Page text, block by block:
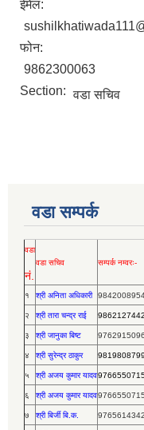
ईमेल:
फोन:
9862300063
Section: वडा सचिव
वडा सम्पर्क
वडा
नं.
वडा सचिव सम्पर्क नम्वरः-
१ श्री अनिता अधिकारी
२ श्री तारा चन्द्र राई 9862127442
३ श्री जानुका बिष्ट 9762915096
४ श्री सुरेन्द्र ठाकुर 9819808799
५ श्री अजय कुमार यादव
६ श्री अजय कुमार यादव9766550715
७ श्री बिर्जी बि.क. 9765614342